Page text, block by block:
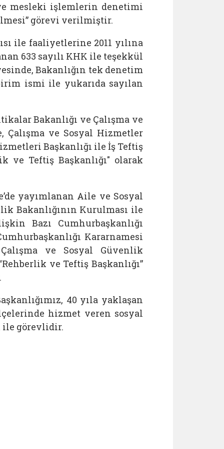
mesleki işlemlerin denetimi
görevi verilmiştir.
ile faaliyetlerine 2011 yılına
633 sayılı KHK ile teşekkül
Bakanlığın tek denetim
ismi ile yukarıda sayılan
Bakanlığı ve Çalışma ve
ve Sosyal Hizmetler
Başkanlığı ile İş Teftiş
ve Teftiş Başkanlığı" olarak
yayımlanan Aile ve Sosyal
Bakanlığının Kurulması ile
Bazı Cumhurbaşkanlığı
Kararnamesi
ve Sosyal Güvenlik
ve Teftiş Başkanlığı”
40 yıla yaklaşan
hizmet veren sosyal
ile görevlidir.